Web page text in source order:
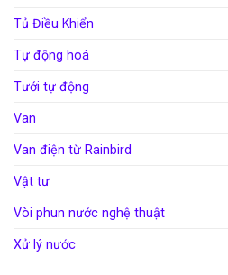
Tủ Điều Khiển
Tự động hoá
Tưới tự động
Van
Van điện từ Rainbird
Vật tư
Vòi phun nước nghệ thuật
Xử lý nước